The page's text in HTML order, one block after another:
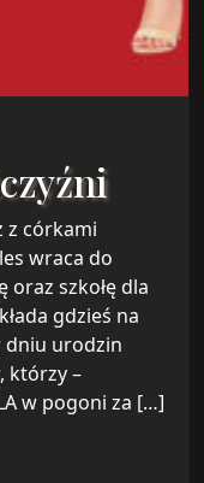
z córkami
wraca do
szkołę dla
gdzieś na
dniu urodzin
którzy –
w pogoni za […]